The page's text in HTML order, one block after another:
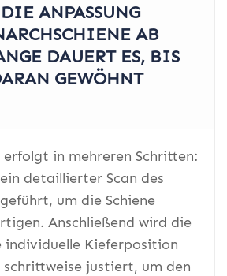
ANPASSUNG
AB
DAUERT ES, BIS
GEWÖHNT
erfolgt in mehreren Schritten:
detaillierter Scan des
um die Schiene
Anschließend wird die
individuelle Kieferposition
justiert, um den